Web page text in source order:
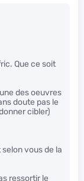
Que ce soit
des oeuvres
doute pas le
cibler)
vous de la
ressortir le